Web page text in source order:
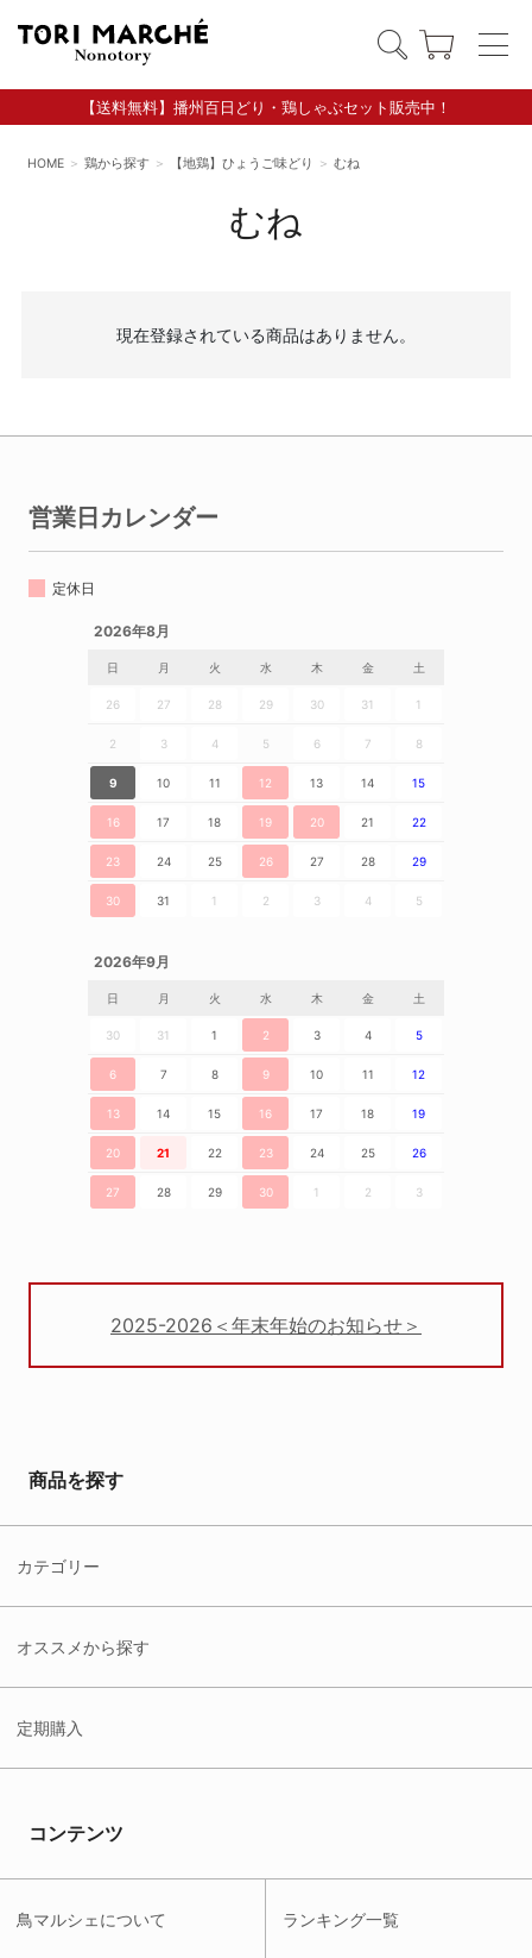
【送料無料】播州百日どり・鶏しゃぶセット販売中！
HOME 鶏から探す 【地鶏】ひょうご味どり むね
むね
現在登録されている商品はありません。
営業日カレンダー
定休日
2026年8月
日 月 火 水 木 金 土
26 27 28 29 30 31 1
2 3 4 5 6 7 8
9 10 11 12 13 14 15
16 17 18 19 20 21 22
23 24 25 26 27 28 29
30 31 1 2 3 4 5
2026年9月
日 月 火 水 木 金 土
30 31 1 2 3 4 5
6 7 8 9 10 11 12
13 14 15 16 17 18 19
20 21 22 23 24 25 26
27 28 29 30 1 2 3
2025-2026＜年末年始のお知らせ＞
商品を探す
カテゴリー
オススメから探す
定期購入
コンテンツ
鳥マルシェについて ランキング一覧